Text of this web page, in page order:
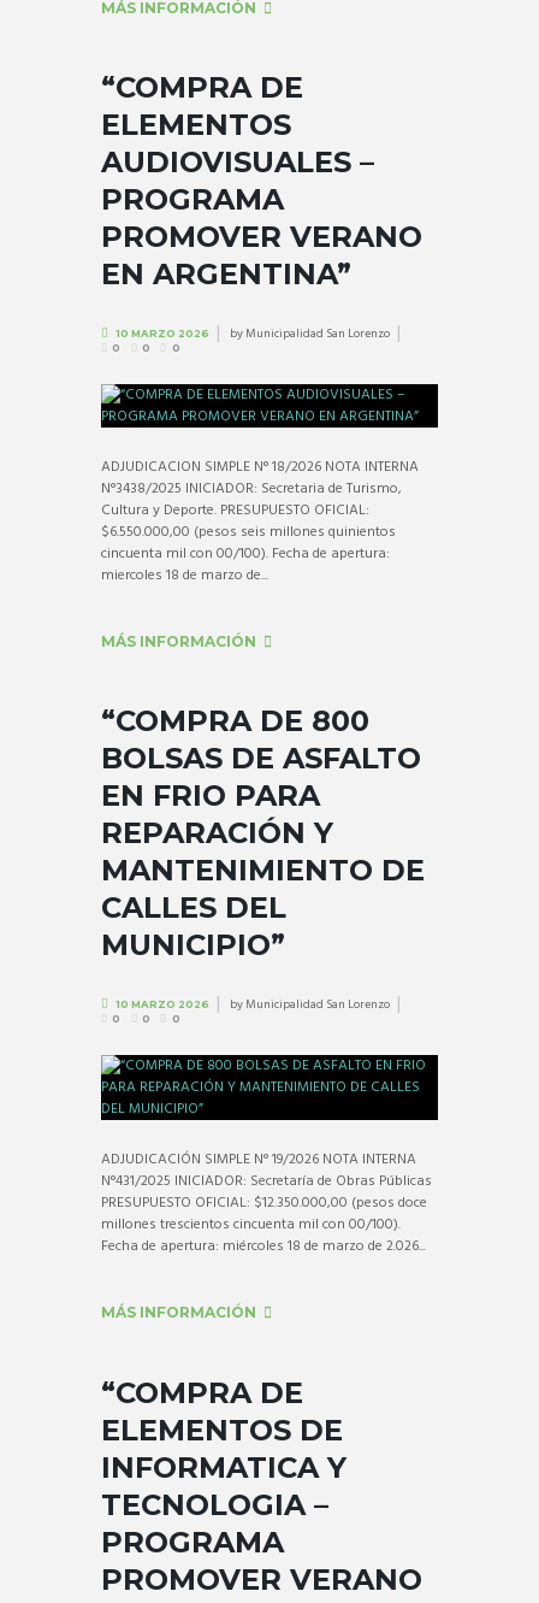
MÁS INFORMACIÓN
“COMPRA DE
ELEMENTOS
AUDIOVISUALES –
PROGRAMA
PROMOVER VERANO
EN ARGENTINA”
10 MARZO 2026 byMunicipalidad San Lorenzo
0 0 0
ADJUDICACION SIMPLE N° 18/2026 NOTA INTERNA
N°3438/2025 INICIADOR: Secretaria de Turismo,
Cultura y Deporte. PRESUPUESTO OFICIAL:
$6.550.000,00 (pesos seis millones quinientos
cincuenta mil con 00/100). Fecha de apertura:
miercoles 18 de marzo de...
MÁS INFORMACIÓN
“COMPRA DE 800
BOLSAS DE ASFALTO
EN FRIO PARA
REPARACIÓN Y
MANTENIMIENTO DE
CALLES DEL
MUNICIPIO”
10 MARZO 2026 byMunicipalidad San Lorenzo
0 0 0
ADJUDICACIÓN SIMPLE N° 19/2026 NOTA INTERNA
N°431/2025 INICIADOR: Secretaría de Obras Públicas
PRESUPUESTO OFICIAL: $12.350.000,00 (pesos doce
millones trescientos cincuenta mil con 00/100).
Fecha de apertura: miércoles 18 de marzo de 2.026...
MÁS INFORMACIÓN
“COMPRA DE
ELEMENTOS DE
INFORMATICA Y
TECNOLOGIA –
PROGRAMA
PROMOVER VERANO